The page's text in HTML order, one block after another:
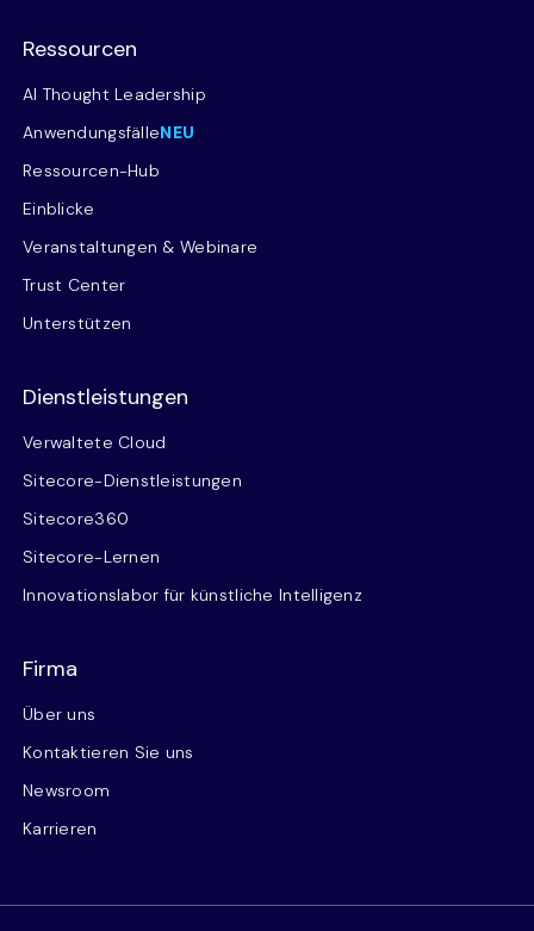
Ressourcen
AI Thought Leadership
AnwendungsfälleNEU
Ressourcen-Hub
Einblicke
Veranstaltungen & Webinare
Trust Center
Unterstützen
Dienstleistungen
Verwaltete Cloud
Sitecore-Dienstleistungen
Sitecore360
Sitecore-Lernen
Innovationslabor für künstliche Intelligenz
Firma
Über uns
Kontaktieren Sie uns
Newsroom
Karrieren